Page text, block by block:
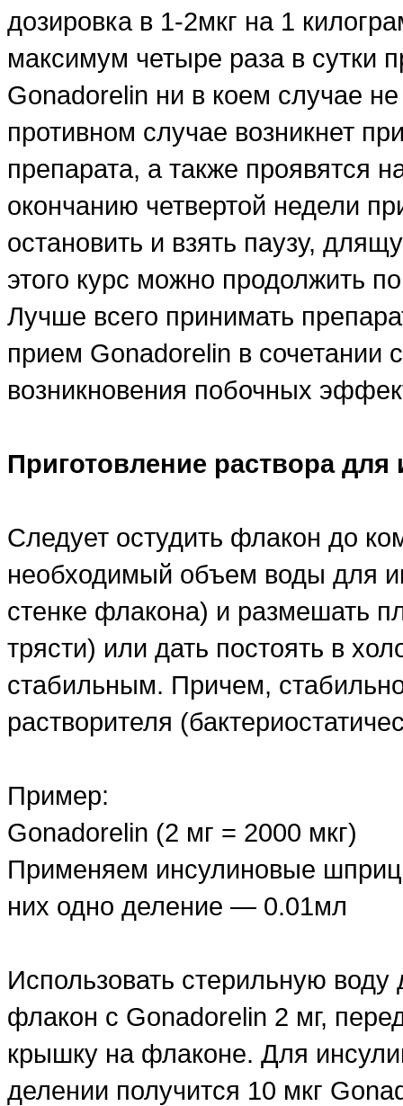
дозировка в 1-2мкг на 1
максимум четыре раза в сутки
Gonadorelin ни в коем случае
противном случае возникнет
препарата, а также проявятся
окончанию четвертой недели
остановить и взять паузу,
этого курс можно продолжить
Лучше всего принимать
прием Gonadorelin в сочетании
возникновения побочных
Приготовление раствора для
Следует остудить флакон до
необходимый объем воды для
стенке флакона) и размешать
трясти) или дать постоять в
стабильным. Причем,
растворителя
Пример:
Gonadorelin (2 мг = 2000 мкг)
Применяем инсулиновые
них одно деление — 0.01мл
Использовать стерильную
флакон с Gonadorelin 2 мг,
крышку на флаконе. Для
делении получится 10 мкг